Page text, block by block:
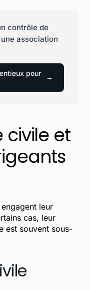
contrôle de
association
pour
civile et
leur
cas, leur
est souvent sous-